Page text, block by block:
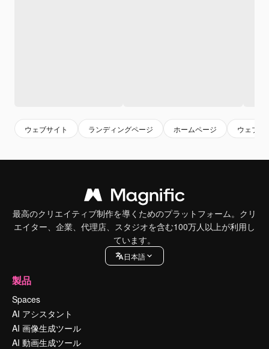
ウェブサイト ランディングページ ホームページ ウェブ
最高のクリエイティブ制作を導くためのプラットフォーム。クリ
エイター、企業、代理店、スタジオを含む100万人以上が利用し
ています。
日本語
製品
Spaces
AI アシスタント
AI 画像生成ツール
AI 動画生成ツール